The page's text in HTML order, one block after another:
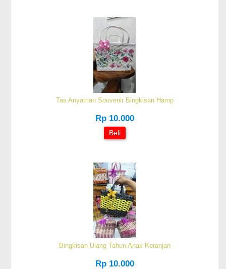
Tas Anyaman Souvenir Bingkisan Hamp
Rp 10.000
Beli
Bingkisan Ulang Tahun Anak Keranjan
Rp 10.000